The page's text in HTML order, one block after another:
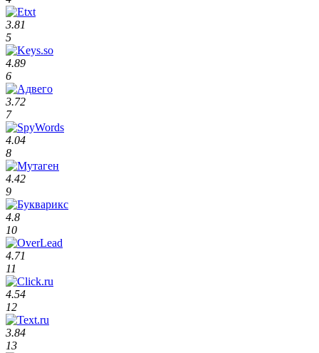
3.81
5
4.89
6
3.72
7
4.04
8
4.42
9
4.8
10
4.71
11
4.54
12
3.84
13